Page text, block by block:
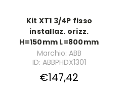
Kit XT1 3/4P fisso
installaz. orizz.
H=150mm L=800mm
Marchio: ABB
ID: ABBPHDX1301
€147,42